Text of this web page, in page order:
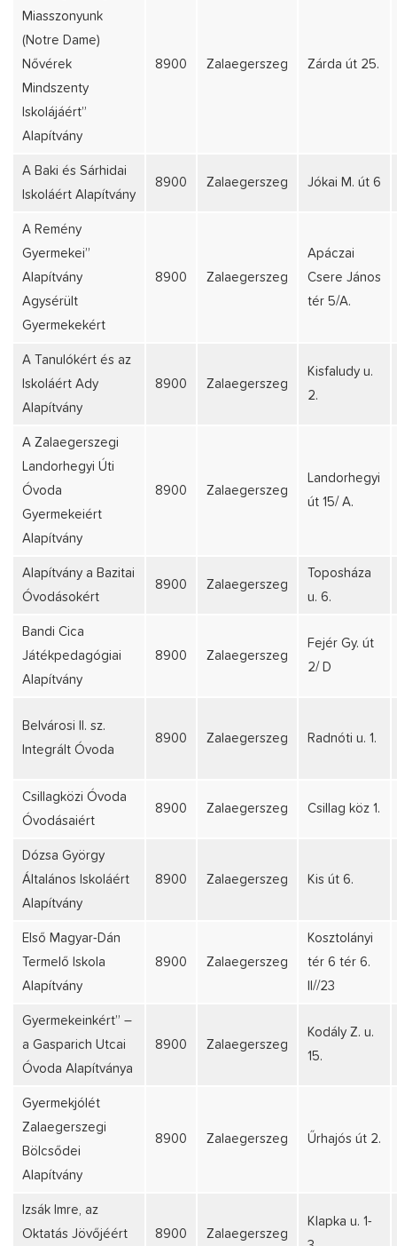
Miasszonyunk
(Notre Dame)
Nővérek
Mindszenty
Iskolájáért”
Alapítvány
8900 Zalaegerszeg Zárda út 25.
A Baki és Sárhidai
Iskoláért Alapítvány
8900 Zalaegerszeg Jókai M. út 6
A Remény
Gyermekei”
Alapítvány
Agysérült
Gyermekekért
8900 Zalaegerszeg
Apáczai
Csere János
tér 5/A.
A Tanulókért és az
Iskoláért Ady
Alapítvány
8900 Zalaegerszeg
Kisfaludy u.
2.
A Zalaegerszegi
Landorhegyi Úti
Óvoda
Gyermekeiért
Alapítvány
8900 Zalaegerszeg
Landorhegyi
út 15/ A.
Alapítvány a Bazitai
Óvodásokért
8900 Zalaegerszeg
Toposháza
u. 6.
Bandi Cica
Játékpedagógiai
Alapítvány
8900 Zalaegerszeg
Fejér Gy. út
2/ D
Belvárosi II. sz.
Integrált Óvoda
8900 Zalaegerszeg Radnóti u. 1.
Csillagközi Óvoda
Óvodásaiért
8900 Zalaegerszeg Csillag köz 1.
Dózsa György
Általános Iskoláért
Alapítvány
8900 Zalaegerszeg Kis út 6.
Első Magyar-Dán
Termelő Iskola
Alapítvány
8900 Zalaegerszeg
Kosztolányi
tér 6 tér 6.
II//23
Gyermekeinkért” –
a Gasparich Utcai
Óvoda Alapítványa
8900 Zalaegerszeg
Kodály Z. u.
15.
Gyermekjólét
Zalaegerszegi
Bölcsődei
Alapítvány
8900 Zalaegerszeg Űrhajós út 2.
Izsák Imre, az
Oktatás Jövőjéért
8900 Zalaegerszeg
Klapka u. 1-